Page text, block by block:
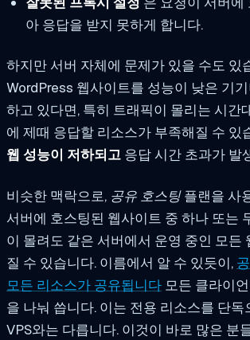
아 응답을 받지 못하게 합니다.
하지만 서버 자체에 문제가 있을 수도 있
WordPress 웹사이트를 성능이 낮은 기
하고 있다면, 특히 트래픽이 몰리는 시간
에 제때 응답할 리소스가 부족해질 수 있
웹 성능이 저하되고 응답 시간 초과가 발
비슷한 맥락으로, 공유 호스팅플랜을 사
서버에 호스팅된 웹사이트 중 하나 또는
이 몰려도 같은 서버에서 운영 중인 모든
질 수 있습니다. 이름에서 알 수 있듯이,
모든 리소스가 공유됩니다 모든 클라이
을 나눠 씁니다. 이는 전용 리소스를 단독
VPS와는 다릅니다. 이것이 바로 많은 분